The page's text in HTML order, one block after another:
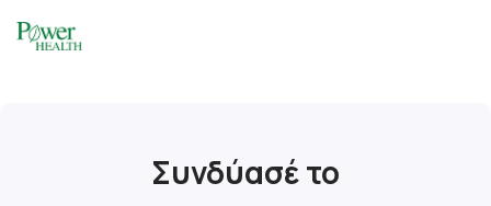
Συνδύασέ το